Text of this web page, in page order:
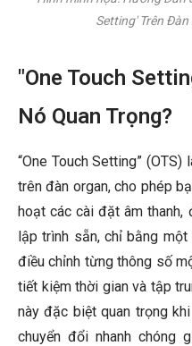
Setting' Trên
"One Touch
Nó Quan Trọng?
“One Touch Setting”
trên đàn organ, cho phép
hoạt các cài đặt âm
lập trình sẵn, chỉ bằng
điều chỉnh từng thông số
tiết kiệm thời gian và tập
này đặc biệt quan trọng
chuyển đổi nhanh chóng